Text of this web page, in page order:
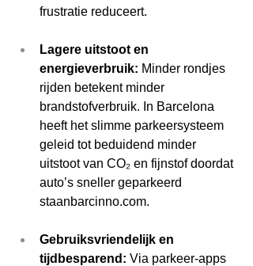
frustratie reduceert.
Lagere uitstoot en
energieverbruik: Minder rondjes
rijden betekent minder
brandstofverbruik. In Barcelona
heeft het slimme parkeersysteem
geleid tot beduidend minder
uitstoot van CO₂ en fijnstof doordat
auto’s sneller geparkeerd
staanbarcinno.com.
Gebruiksvriendelijk en
tijdbesparend: Via parkeer-apps